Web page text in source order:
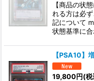
【商品の状
れる方は必
記について
状態基準に
【PSA10
19,800円(税